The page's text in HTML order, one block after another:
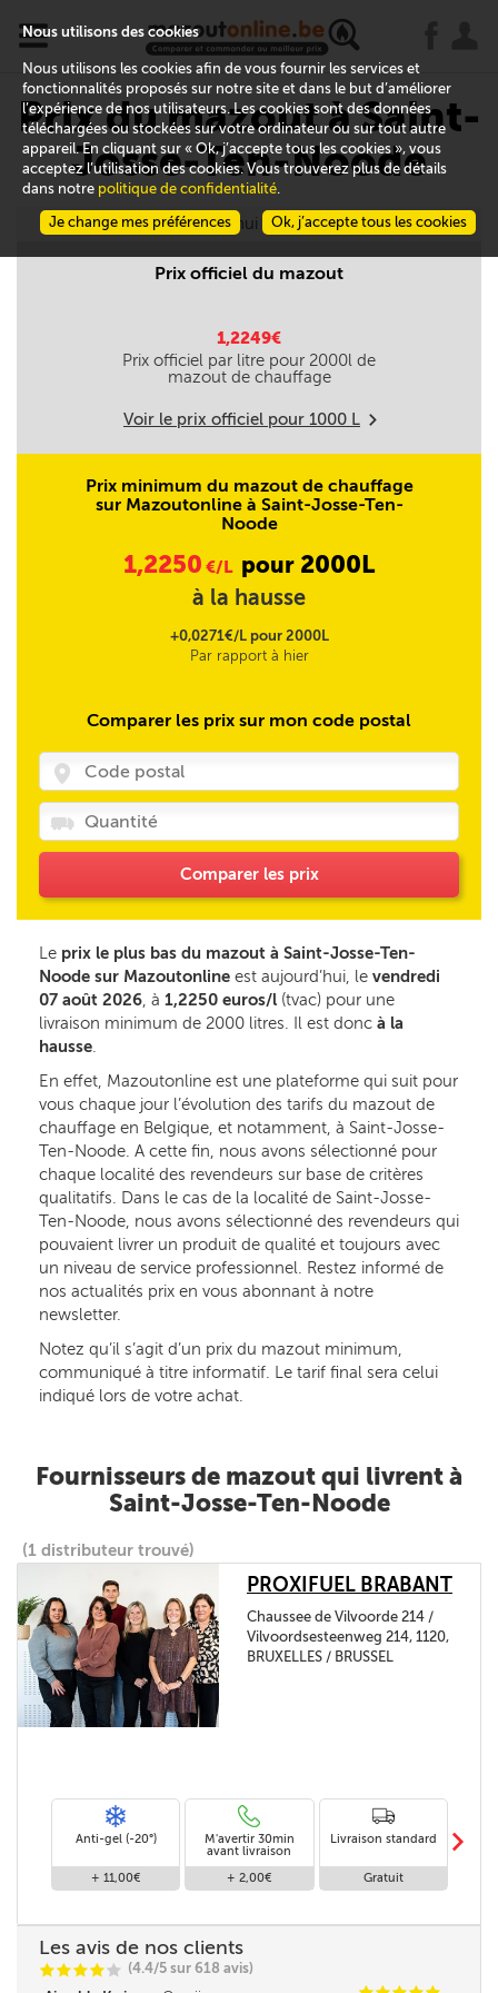
x
Prix du mazout à Saint-
Josse-Ten-Noode
Aujourd'hui le 07/08
Prix officiel du mazout
1,2249€
Prix officiel par litre pour 2000l de
mazout de chauffage
Voir le prix officiel pour 1000 L m
Prix minimum du mazout de chauffage
sur Mazoutonline à Saint-Josse-Ten-
Noode
1,2250 €/L pour 2000L
à la hausse
+0,0271€/L pour 2000L
Par rapport à hier
Comparer les prix sur mon code postal
Comparer les prix
Le prix le plus bas du mazout à Saint-Josse-Ten-
Noode sur Mazoutonline est aujourd’hui, le vendredi
07 août 2026, à 1,2250 euros/l (tvac) pour une
livraison minimum de 2000 litres. Il est donc à la
hausse.
En effet, Mazoutonline est une plateforme qui suit pour
vous chaque jour l’évolution des tarifs du mazout de
chauffage en Belgique, et notamment, à Saint-Josse-
Ten-Noode. A cette fin, nous avons sélectionné pour
chaque localité des revendeurs sur base de critères
qualitatifs. Dans le cas de la localité de Saint-Josse-
Ten-Noode, nous avons sélectionné des revendeurs qui
pouvaient livrer un produit de qualité et toujours avec
un niveau de service professionnel. Restez informé de
nos actualités prix en vous abonnant à notre
newsletter.
Notez qu’il s’agit d’un prix du mazout minimum,
communiqué à titre informatif. Le tarif final sera celui
indiqué lors de votre achat.
Fournisseurs de mazout qui livrent à
Saint-Josse-Ten-Noode
(1 distributeur trouvé)
PROXIFUEL BRABANT
Chaussee de Vilvoorde 214 /
Vilvoordsesteenweg 214, 1120,
BRUXELLES / BRUSSEL
Anti-gel (-20°)
+ 11,00€
M'avertir 30min
avant livraison
+ 2,00€
Livraison standard
Gratuit
m
Les avis de nos clients
CCCC C (4.4/5 sur 618 avis)
Nous utilisons des cookies
Nous utilisons les cookies afin de vous fournir les services et
fonctionnalités proposés sur notre site et dans le but d’améliorer
l’expérience de nos utilisateurs. Les cookies sont des données
téléchargées ou stockées sur votre ordinateur ou sur tout autre
appareil. En cliquant sur « Ok, j’accepte tous les cookies », vous
acceptez l’utilisation des cookies. Vous trouverez plus de détails
dans notre politique de confidentialité.
Ok, j’accepte tous les cookies
Je change mes préférences